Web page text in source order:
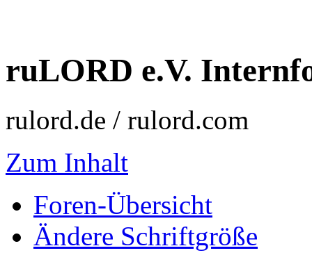
ruLORD e.V.
rulord.de / rulord.com
Zum Inhalt
Foren-Übersicht
Ändere Schriftgröße